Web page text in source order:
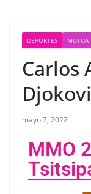
DEPORTES MUTUA
Carlos
mayo 7, 2022
MMO